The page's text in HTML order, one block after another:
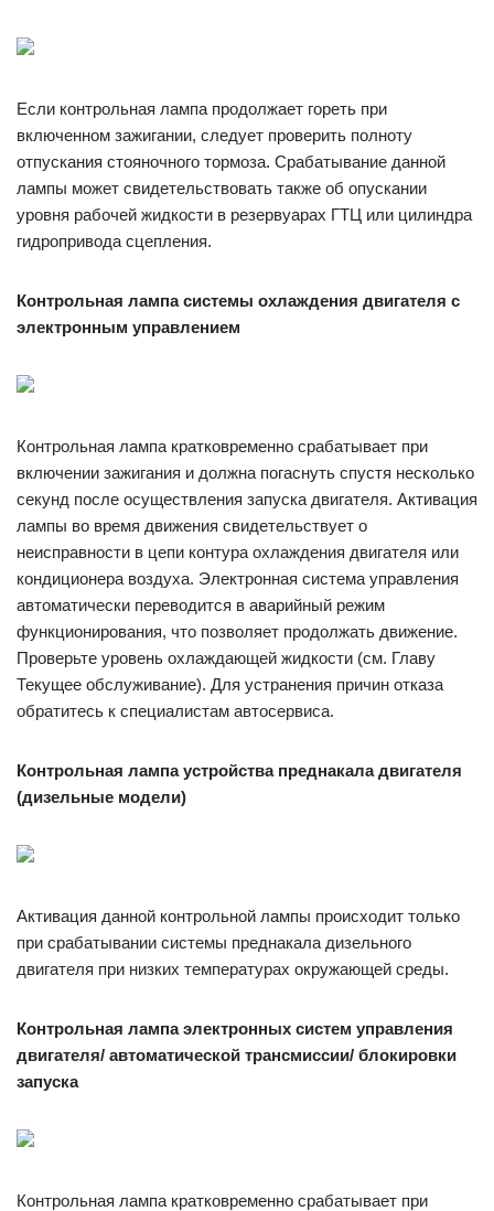
Если контрольная лампа продолжает гореть при
включенном зажигании, следует проверить полноту
отпускания стояночного тормоза. Срабатывание данной
лампы может свидетельствовать также об опускании
уровня рабочей жидкости в резервуарах ГТЦ или цилиндра
гидропривода сцепления.
Контрольная лампа системы охлаждения двигателя с
электронным управлением
Контрольная лампа кратковременно срабатывает при
включении зажигания и должна погаснуть спустя несколько
секунд после осуществления запуска двигателя. Активация
лампы во время движения свидетельствует о
неисправности в цепи контура охлаждения двигателя или
кондиционера воздуха. Электронная система управления
автоматически переводится в аварийный режим
функционирования, что позволяет продолжать движение.
Проверьте уровень охлаждающей жидкости (см. Главу
Текущее обслуживание). Для устранения причин отказа
обратитесь к специалистам автосервиса.
Контрольная лампа устройства преднакала двигателя
(дизельные модели)
Активация данной контрольной лампы происходит только
при срабатывании системы преднакала дизельного
двигателя при низких температурах окружающей среды.
Контрольная лампа электронных систем управления
двигателя/ автоматической трансмиссии/ блокировки
запуска
Контрольная лампа кратковременно срабатывает при